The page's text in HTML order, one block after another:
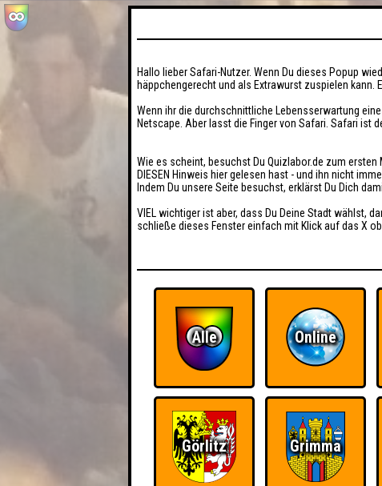
Hallo lieber Safari-Nutzer. Wenn Du dieses Popup
häppchengerecht und als Extrawurst zuspielen kann.
Wenn ihr die durchschnittliche Lebensserwartung
Netscape. Aber lasst die Finger von Safari. Safari ist
Wie es scheint, besuchst Du Quizlabor.de zum
DIESEN Hinweis hier gelesen hast - und ihn nicht
Indem Du unsere Seite besuchst, erklärst Du Dich
VIEL wichtiger ist aber, dass Du Deine Stadt wählst,
schließe dieses Fenster einfach mit Klick auf das X
Alle Online
Görlitz Grimma